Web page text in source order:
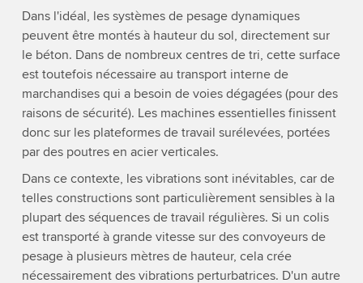
Dans l'idéal, les systèmes de pesage dynamiques
peuvent être montés à hauteur du sol, directement sur
le béton. Dans de nombreux centres de tri, cette surface
est toutefois nécessaire au transport interne de
marchandises qui a besoin de voies dégagées (pour des
raisons de sécurité). Les machines essentielles finissent
donc sur les plateformes de travail surélevées, portées
par des poutres en acier verticales.
Dans ce contexte, les vibrations sont inévitables, car de
telles constructions sont particulièrement sensibles à la
plupart des séquences de travail régulières. Si un colis
est transporté à grande vitesse sur des convoyeurs de
pesage à plusieurs mètres de hauteur, cela crée
nécessairement des vibrations perturbatrices. D'un autre